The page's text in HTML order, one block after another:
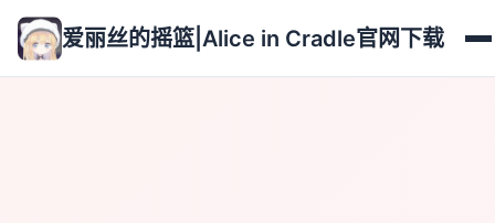
爱丽丝的摇篮|Alice in Cradle官网下载